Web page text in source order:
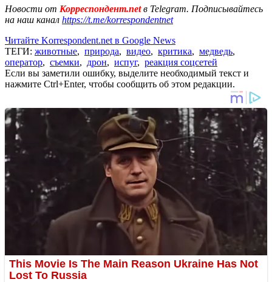
Новости от Корреспондент.netв Telegram. Подписывайтесь
на наш канал https://t.me/korrespondentnet
Читайте Korrespondent.net в Google News
ТЕГИ: животные, природа, видео, критика, медведь,
оператор, съемки, дрон, испуг, реакция соцсетей
Если вы заметили ошибку, выделите необходимый текст и
нажмите Ctrl+Enter, чтобы сообщить об этом редакции.